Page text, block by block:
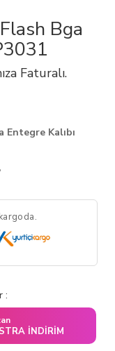
Bga
Faturalı.
Entegre Kalıbı
:
İNDIRIM